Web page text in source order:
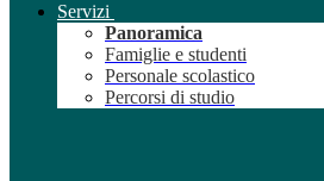
Servizi
Panoramica
Famiglie e studenti
Personale scolastico
Percorsi di studio